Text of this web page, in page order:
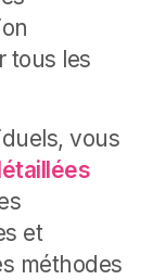
tous les
vous
et
méthodes